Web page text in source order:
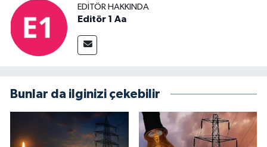
EDITÖR HAKKINDA
Editör 1 Aa
Bunlar da ilginizi çekebilir